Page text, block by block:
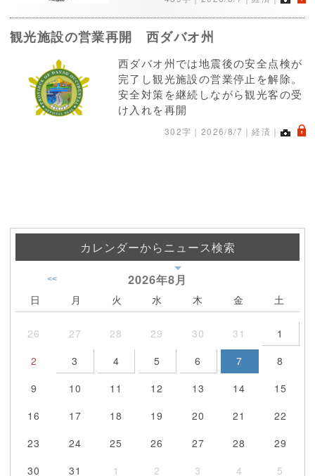
観光施設の営業再開 西ダバオ州
西ダバオ州では地震後の安全点検が
完了し観光施設の営業停止を解除。
安全対策を継続しながら観光客の受
け入れを再開
302字｜ 2026/8/7 ｜経済｜ .
カレンダーからニュース検索
2026年8月
<<
日 月 火 水 木 金 土
26 27 28 29 30 31
1
2
3 4 5 6 7
8
9
10 11 12 13 14
15
16
17 18 19 20 21
22
23
24 25 26 27 28
29
30
31 1 2 3 4 5